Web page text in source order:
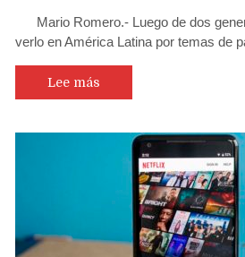
Mario Romero.- Luego de dos
verlo en América Latina por temas de
Lee más